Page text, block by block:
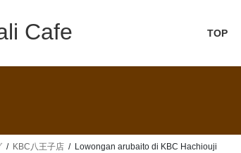
Cafe TOP
KBC八王子店 Lowongan arubaito di KBC Hachiouji